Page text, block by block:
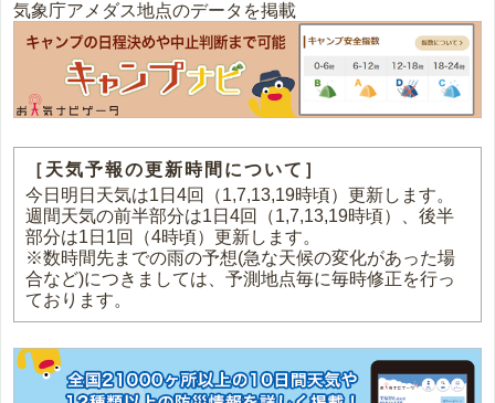
気象庁アメダス地点のデータを掲載
［天気予報の更新時間について］
今日明日天気は1日4回（1,7,13,19時頃）更新します。
週間天気の前半部分は1日4回（1,7,13,19時頃）、後半
部分は1日1回（4時頃）更新します。
※数時間先までの雨の予想(急な天候の変化があった場
合など)につきましては、予測地点毎に毎時修正を行っ
ております。